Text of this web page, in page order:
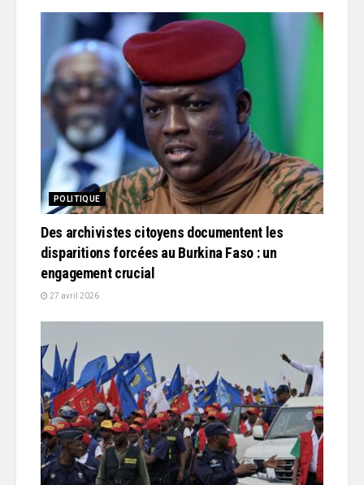
POLITIQUE
Des archivistes citoyens documentent les
disparitions forcées au Burkina Faso : un
engagement crucial
27 avril 2026